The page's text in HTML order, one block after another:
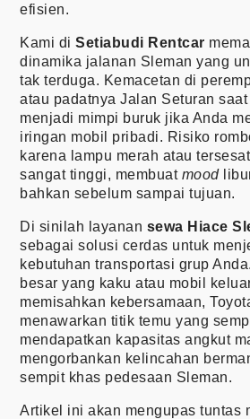
efisien.
Kami di Setiabudi Rentcar
dinamika jalanan Sleman yang
tak terduga. Kemacetan di
atau padatnya Jalan Seturan
menjadi mimpi buruk jika Anda
iringan mobil pribadi. Risiko
karena lampu merah atau
sangat tinggi, membuat mood
bahkan sebelum sampai tujuan.
Di sinilah layanan sewa Hiace
sebagai solusi cerdas untuk
kebutuhan transportasi grup
besar yang kaku atau mobil
memisahkan kebersamaan,
menawarkan titik temu yang
mendapatkan kapasitas angkut
mengorbankan kelincahan
sempit khas pedesaan Sleman.
Artikel ini akan mengupas tuntas